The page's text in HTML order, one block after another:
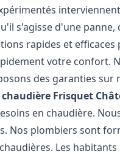
s'agisse d'une
rapides et
votre confort.
des garanties sur
Frisquet
en chaudière.
Nos plombiers sont
Les habitants